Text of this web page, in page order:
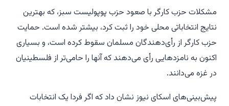
مشکلات حزب کارگر با صعود حزب پوپولیست سبز، که بهترین
نتایج انتخاباتی محلی خود را ثبت کرد، بیشتر شده است. حمایت
حزب کارگر از رأی‌دهندگان مسلمان سقوط کرده است، و بسیاری
اکنون به نامزدهایی رأی می‌دهند که آنها را حامی‌تر از فلسطینیان
در غزه می‌دانند.
پیش‌بینی‌های اسکای نیوز نشان داد که اگر فردا یک انتخابات